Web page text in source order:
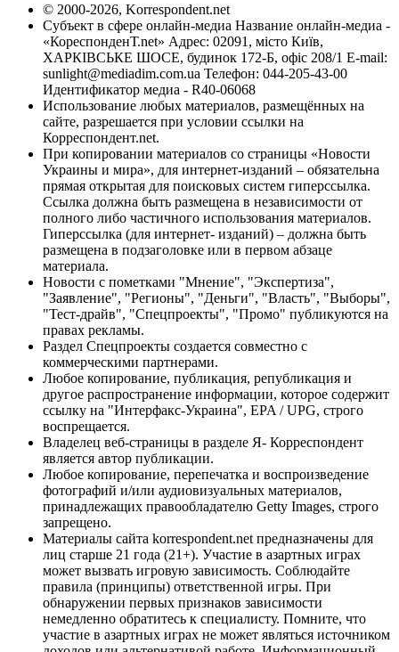
© 2000-2026, Korrespondent.net
Субъект в сфере онлайн-медиа Название онлайн-медиа -
«КореспонденТ.net» Адрес: 02091, місто Київ,
ХАРКІВСЬКЕ ШОСЕ, будинок 172-Б, офіс 208/1 E-mail:
sunlight@mediadim.com.ua Телефон: 044-205-43-00
Идентификатор медиа - R40-06068
Использование любых материалов, размещённых на
сайте, разрешается при условии ссылки на
Корреспондент.net.
При копировании материалов со страницы «Новости
Украины и мира», для интернет-изданий – обязательна
прямая открытая для поисковых систем гиперссылка.
Ссылка должна быть размещена в независимости от
полного либо частичного использования материалов.
Гиперссылка (для интернет- изданий) – должна быть
размещена в подзаголовке или в первом абзаце
материала.
Новости с пометками "Мнение", "Экспертиза",
"Заявление", "Регионы", "Деньги", "Власть", "Выборы",
"Тест-драйв", "Спецпроекты", "Промо" публикуются на
правах рекламы.
Раздел Спецпроекты создается совместно с
коммерческими партнерами.
Любое копирование, публикация, републикация и
другое распространение информации, которое содержит
ссылку на "Интерфакс-Украина", EPA / UPG, строго
воспрещается.
Владелец веб-страницы в разделе Я- Корреспондент
является автор публикации.
Любое копирование, перепечатка и воспроизведение
фотографий и/или аудиовизуальных материалов,
принадлежащих правообладателю Getty Images, строго
запрещено.
Материалы сайта korrespondent.net предназначены для
лиц старше 21 года (21+). Участие в азартных играх
может вызвать игровую зависимость. Соблюдайте
правила (принципы) ответственной игры. При
обнаружении первых признаков зависимости
немедленно обратитесь к специалисту. Помните, что
участие в азартных играх не может являться источником